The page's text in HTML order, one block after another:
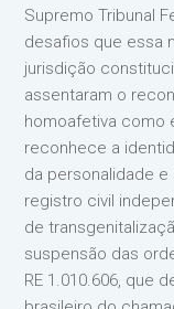
Supremo Tribunal
desafios que essa
jurisdição
assentaram o
homoafetiva como
reconhece a
da personalidade
registro civil
de
suspensão das
RE 1.010.606, que